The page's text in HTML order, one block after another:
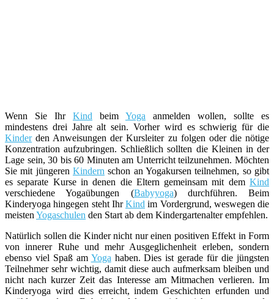
Wenn Sie Ihr Kind beim Yoga anmelden wollen, sollte es
mindestens drei Jahre alt sein. Vorher wird es schwierig für die
Kinderden Anweisungen der Kursleiter zu folgen oder die nötige
Konzentration aufzubringen. Schließlich sollten die Kleinen in der
Lage sein, 30 bis 60 Minuten am Unterricht teilzunehmen. Möchten
Sie mit jüngeren Kindern schon an Yogakursen teilnehmen, so gibt
es separate Kurse in denen die Eltern gemeinsam mit dem Kind
verschiedene Yogaübungen (Babyyoga) durchführen. Beim
Kinderyoga hingegen steht IhrKind im Vordergrund, weswegen die
meisten Yogaschulen den Start ab dem Kindergartenalter empfehlen.
Natürlich sollen die Kinder nicht nur einen positiven Effekt in Form
von innerer Ruhe und mehr Ausgeglichenheit erleben, sondern
ebenso viel Spaß am Yoga haben. Dies ist gerade für die jüngsten
Teilnehmer sehr wichtig, damit diese auch aufmerksam bleiben und
nicht nach kurzer Zeit das Interesse am Mitmachen verlieren. Im
Kinderyoga wird dies erreicht, indem Geschichten erfunden und